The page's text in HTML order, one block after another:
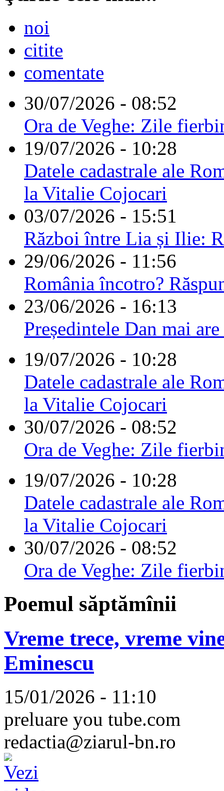
noi
citite
comentate
30/07/2026 - 08:52
Ora de Veghe: Zile
19/07/2026 - 10:28
Datele cadastrale ale
la Vitalie Cojocari
03/07/2026 - 15:51
Război între Lia și Ilie:
29/06/2026 - 11:56
România încotro?
23/06/2026 - 16:13
Președintele Dan mai
19/07/2026 - 10:28
Datele cadastrale ale
la Vitalie Cojocari
30/07/2026 - 08:52
Ora de Veghe: Zile
19/07/2026 - 10:28
Datele cadastrale ale
la Vitalie Cojocari
30/07/2026 - 08:52
Ora de Veghe: Zile
Poemul săptămînii
Vreme trece, vreme
Eminescu
15/01/2026 - 11:10
preluare you tube.com
redactia@ziarul-bn.ro